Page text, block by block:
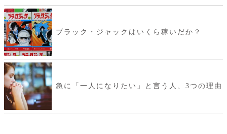
ブラック・ジャックはいくら稼いだか？
急に「一人になりたい」と言う人、3つの理由